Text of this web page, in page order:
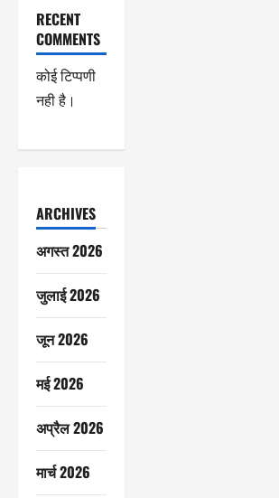
RECENT
COMMENTS
कोई टिप्पणी
नही है।
ARCHIVES
अगस्त 2026
जुलाई 2026
जून 2026
मई 2026
अप्रैल 2026
मार्च 2026